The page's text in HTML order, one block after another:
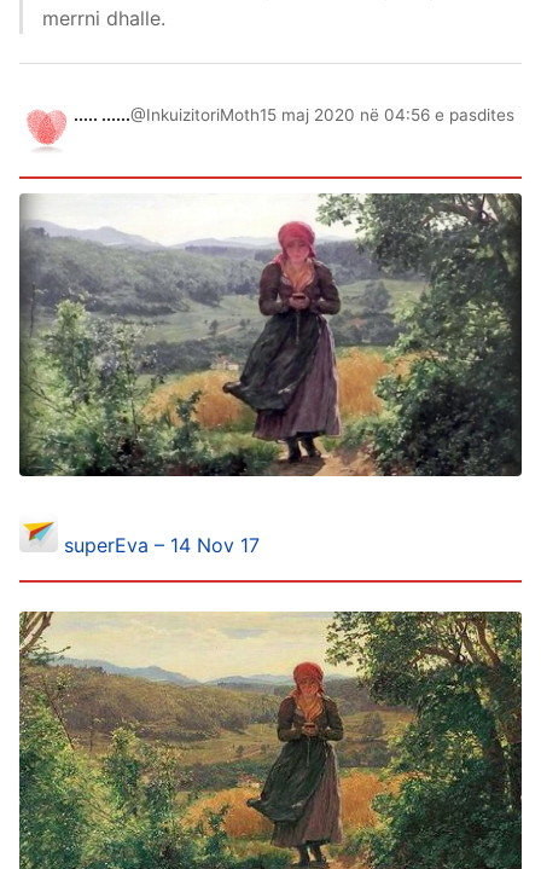
merrni dhalle.
..... ......@InkuizitoriMoth15 maj 2020 në 04:56 e pasdites
superEva – 14 Nov 17